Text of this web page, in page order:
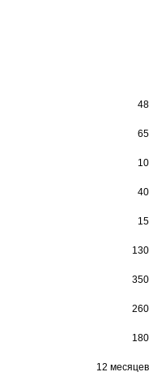
48
65
10
40
15
130
350
260
180
12 месяцев